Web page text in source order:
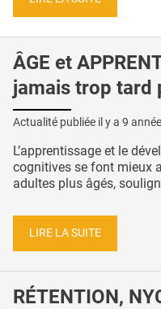
ÂGE et
jamais trop tard
Actualité publiée il y a 9
L’apprentissage et le
cognitives se font mieux
adultes plus âgés,
LIRE LA SUITE
RÉTENTION,